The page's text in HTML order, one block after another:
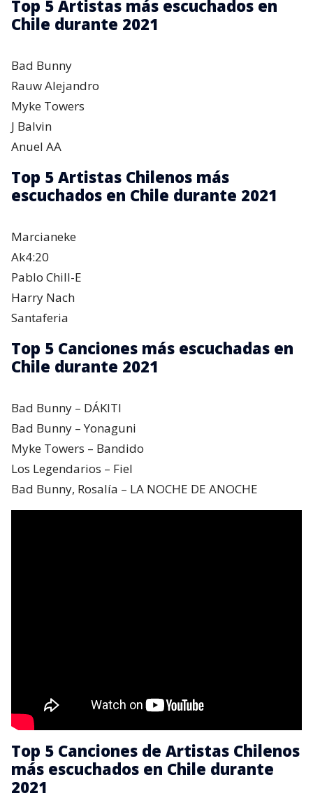
Top 5 Artistas más escuchados en
Chile durante 2021
Bad Bunny
Rauw Alejandro
Myke Towers
J Balvin
Anuel AA
Top 5 Artistas Chilenos más
escuchados en Chile durante 2021
Marcianeke
Ak4:20
Pablo Chill-E
Harry Nach
Santaferia
Top 5 Canciones más escuchadas en
Chile durante 2021
Bad Bunny – DÁKITI
Bad Bunny – Yonaguni
Myke Towers – Bandido
Los Legendarios – Fiel
Bad Bunny, Rosalía – LA NOCHE DE ANOCHE
Top 5 Canciones de Artistas Chilenos
más escuchados en Chile durante
2021